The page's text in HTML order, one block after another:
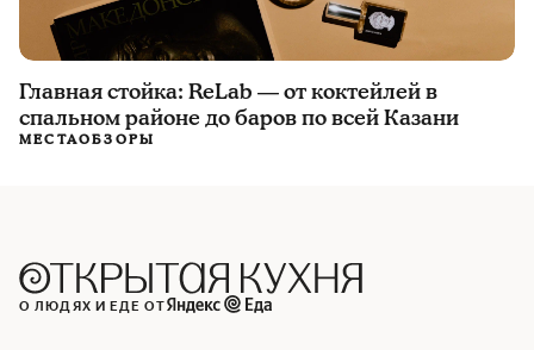
Главная стойка: ReLab — от коктейлей в
спальном районе до баров по всей Казани
МЕСТАОБЗОРЫ
О ЛЮДЯХ И ЕДЕ ОТ